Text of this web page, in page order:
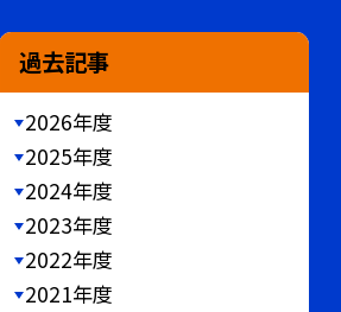
過去記事
2026年度
2025年度
2024年度
2023年度
2022年度
2021年度